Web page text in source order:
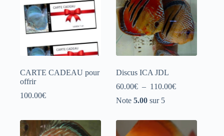
CARTE CADEAU pour
offrir
100.00€
Discus ICA JDL
60.00€ – 110.00€Plage
à
110.00€
Note5.00 sur 5